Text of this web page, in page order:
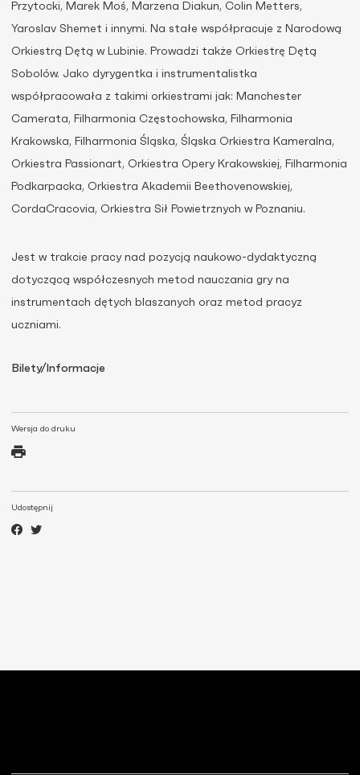
Wersja do druku
Udostępnij
Przytocki, Marek Moś, Marzena Diakun, Colin Metters,
Yaroslav Shemet i innymi. Na stałe współpracuje z Narodową
Orkiestrą Dętą w Lubinie. Prowadzi także Orkiestrę Dętą
Sobolów. Jako dyrygentka i instrumentalistka
współpracowała z takimi orkiestrami jak: Manchester
Camerata, Filharmonia Częstochowska, Filharmonia
Krakowska, Filharmonia Śląska, Śląska Orkiestra Kameralna,
Orkiestra Passionart, Orkiestra Opery Krakowskiej, Filharmonia
Podkarpacka, Orkiestra Akademii Beethovenowskiej,
CordaCracovia, Orkiestra Sił Powietrznych w Poznaniu.
Jest w trakcie pracy nad pozycją naukowo-dydaktyczną
dotyczącą współczesnych metod nauczania gry na
instrumentach dętych blaszanych oraz metod pracyz
uczniami.
Bilety/Informacje